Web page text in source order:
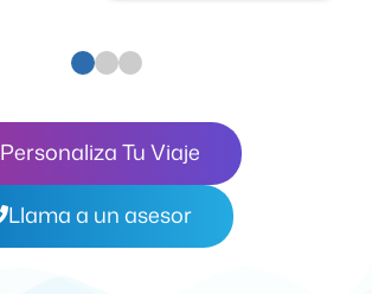
Personaliza Tu Viaje
Llama a un asesor